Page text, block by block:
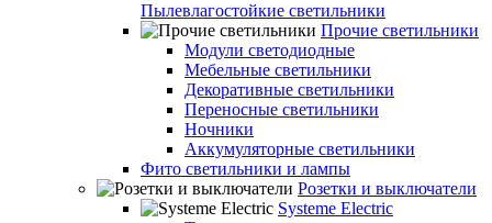
Пылевлагостойкие светильники
Прочие светильники
Модули светодиодные
Мебельные светильники
Декоративные светильники
Переносные светильники
Ночники
Аккумуляторные светильники
Фито светильники и лампы
Розетки и выключатели
Systeme Electric